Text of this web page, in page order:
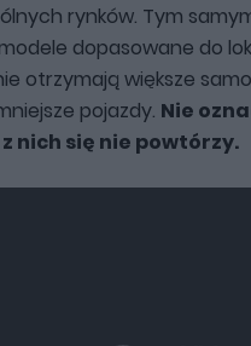
rynków. Tym
dopasowane do
otrzymają większe
pojazdy. Nie
nich się nie powtórzy.